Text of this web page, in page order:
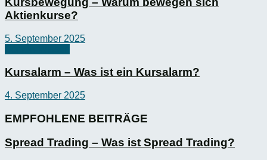
Aktienkurse?
5. September 2025
Kursalarm – Was ist ein Kursalarm?
4. September 2025
EMPFOHLENE BEITRÄGE
Spread Trading – Was ist Spread Trading?